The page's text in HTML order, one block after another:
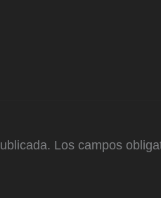
Los campos